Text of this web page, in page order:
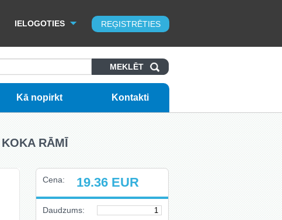
IELOGOTIES REĢISTRĒTIES
Kā nopirkt Kontakti
RĀMĪ
Cena: 19.36 EUR
Daudzums: